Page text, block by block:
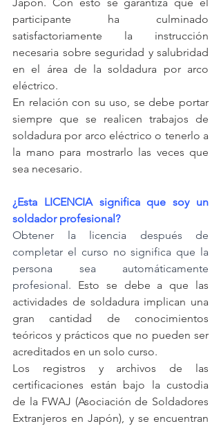
participante ha culminado
satisfactoriamente la instrucción
necesaria sobre seguridad y salubridad
en el área de la soldadura por arco
eléctrico.
En relación con su uso, se debe portar
siempre que se realicen trabajos de
soldadura por arco eléctrico o tenerlo a
la mano para mostrarlo las veces que
sea necesario.
¿Esta LICENCIA significa que soy un
soldador profesional?
Obtener la licencia después de
completar el curso no significa que la
persona sea automáticamente
profesional. Esto se debe a que las
actividades de soldadura implican una
gran cantidad de conocimientos
teóricos y prácticos que no pueden ser
acreditados en un solo curso.
Los registros y archivos de las
certificaciones están bajo la custodia
de la FWAJ (Asociación de Soldadores
Extranjeros en Japón), y se encuentran